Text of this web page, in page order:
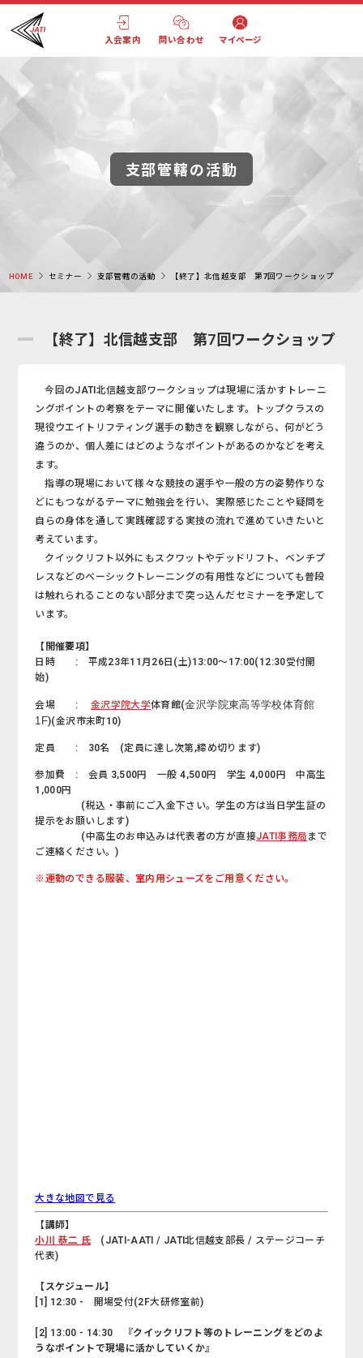
入会案内 問い合わせ マイページ
支部管轄の活動
HOME セミナー 支部管轄の活動 【終了】北信越支部 第7回ワークショップ
【終了】北信越支部 第7回ワークショップ
今回のJATI北信越支部ワークショップは現場に活かすトレーニ
ングポイントの考察をテーマに開催いたします。トップクラスの
現役ウエイトリフティング選手の動きを観察しながら、何がどう
違うのか、個人差にはどのようなポイントがあるのかなどを考え
ます。
指導の現場において様々な競技の選手や一般の方の姿勢作りな
どにもつながるテーマに勉強会を行い、実際感じたことや疑問を
自らの身体を通して実践確認する実技の流れで進めていきたいと
考えています。
クイックリフト以外にもスクワットやデッドリフト、ベンチプ
レスなどのベーシックトレーニングの有用性などについても普段
は触れられることのない部分まで突っ込んだセミナーを予定して
います。
【開催要項】
日時 : 平成23年11月26日(土)13:00～17:00(12:30受付開
始)
会場 : 金沢学院大学体育館(金沢学院東高等学校体育館
1F)(金沢市末町10)
定員 : 30名 (定員に達し次第,締め切ります)
参加費 : 会員 3,500円 一般 4,500円 学生 4,000円 中高生
1,000円
(税込・事前にご入金下さい。学生の方は当日学生証の
提示をお願いします)
(中高生のお申込みは代表者の方が直接JATI事務局 まで
ご連絡ください。)
※運動のできる服装、室内用シューズをご用意ください。
大きな地図で見る
【講師】
小川 恭二 氏(JATI-AATI / JATI北信越支部長 / ステージコーチ
代表)
【スケジュール】
[1] 12:30 - 開場受付(2F大研修室前)
[2] 13:00 - 14:30
『クイックリフト等のトレーニングをどのよ
うなポイントで現場に活かしていくか』